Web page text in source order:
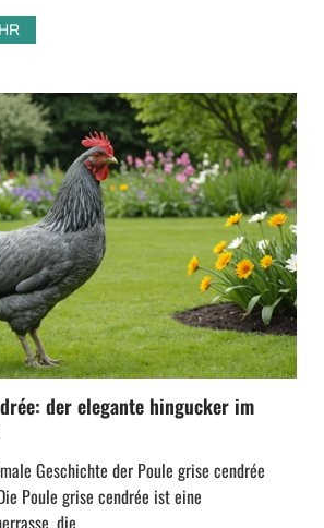
der elegante hingucker im
Geschichte der Poule grise cendrée
Poule grise cendrée ist eine